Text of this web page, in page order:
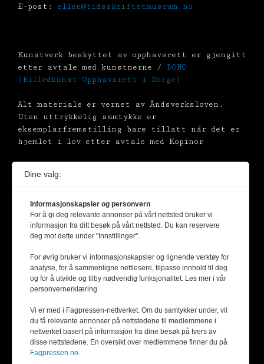
E-post: ellen@tidsskriftetmuseum.no
Kunstverk beskyttet av opphavsrett er gjengitt
etter avtale med kunstnerne / BONO
(Billedkunst Opphavsrett i Norge)
Alt materiale er vernet av Åndsverksloven.
Uten uttrykkelig samtykke er
eksemplarfremstilling bare tillatt når det er
hjemlet i lov etter avtale med Kopinor
Dine valg:
Informasjonskapsler og personvern
For å gi deg relevante annonser på vårt nettsted bruker vi
informasjon fra ditt besøk på vårt nettsted. Du kan reservere
deg mot dette under "Innstillinger".
For øvrig bruker vi informasjonskapsler og lignende verktøy for
analyse, for å sammenligne nettlesere, tilpasse innhold til deg
og for å utvikle og tilby nødvendig funksjonalitet. Les mer i vår
personvernerklæring.
Vi er med i Fagpressen-nettverket. Om du samtykker under, vil
du få relevante annonser på nettstedene til medlemmene i
nettverket basert på informasjon fra dine besøk på tvers av
disse nettstedene. En oversikt over medlemmene finner du på
Fagpressen.no.